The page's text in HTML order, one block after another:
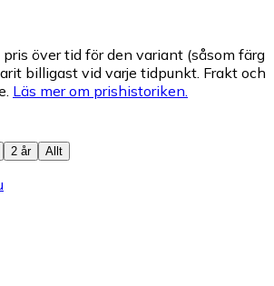
över tid för den variant (såsom färg
billigast vid varje tidpunkt. Frakt och
Läs mer om prishistoriken.
2 år Allt